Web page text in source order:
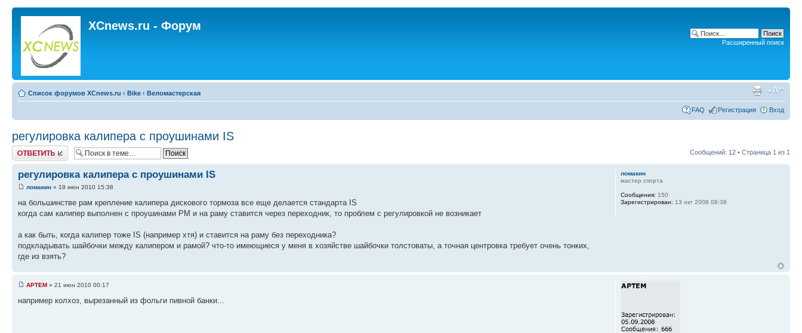
XCnews.ru - Форум
Расширенный поиск
Список форумов XCnews.ru ‹ Bike ‹ Веломастерская
FAQ Регистрация Вход
регулировка калипера с проушинами IS
Ответить Сообщений: 12 • Страница 1 из 1
регулировка калипера с проушинами IS
ломакин » 19 июн 2010 15:38
на большинстве рам крепление калипера дискового тормоза все еще делается стандарта IS
когда сам калипер выполнен с проушинами PM и на раму ставится через переходник, то проблем с регулировкой не возникает
а как быть, когда калипер тоже IS (например хтя) и ставится на раму без переходника?
подкладывать шайбочки между калипером и рамой? что-то имеющиеся у меня в хозяйстве шайбочки толстоваты, а точная центровка требует очень тонких,
где из взять?
ломакин
мастер спорта
Сообщения: 150
Зарегистрирован: 13 окт 2008 08:38
APTEM » 21 июн 2010 00:17
например колхоз, вырезанный из фольги пивной банки...